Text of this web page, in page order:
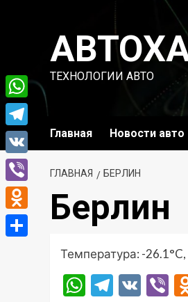
содержимому
ТЕХНОЛОГИИ АВТО
Главная Новости авто
ГЛАВНАЯ БЕРЛИН
Берлин
Температура: -
WhatsApp
VK
WhatsApp
Telegram
VK
Viber
Odnoklassniki
Отправить